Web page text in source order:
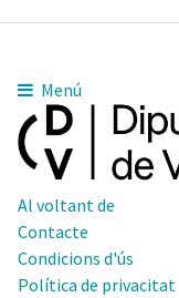
Menú
Al voltant de
Contacte
Condicions d'ús
Política de privacitat